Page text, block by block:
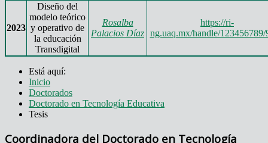
2023
Diseño del
modelo teórico
y operativo de
la educación
Transdigital
Rosalba
Palacios Díaz
https://ri-
ng.uaq.mx/handle/123456789/
Está aquí:
Inicio
Doctorados
Doctorado en Tecnología Educativa
Tesis
Coordinadora del Doctorado en Tecnología